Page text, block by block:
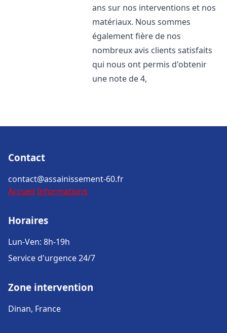
ans sur nos interventions et nos
matériaux. Nous sommes
également fière de nos
nombreux avis clients satisfaits
qui nous ont permis d'obtenir
une note de 4,
Contact
contact@assainissement-60.fr
Accueil Informations
Horaires
Lun-Ven: 8h-19h
Service d'urgence 24/7
Zone intervention
Dinan, France